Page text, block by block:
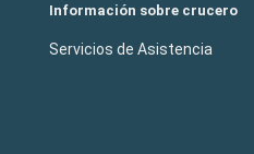
Información sobre crucero
Servicios de Asistencia